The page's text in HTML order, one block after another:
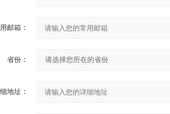
邮箱：
省份：
地址：